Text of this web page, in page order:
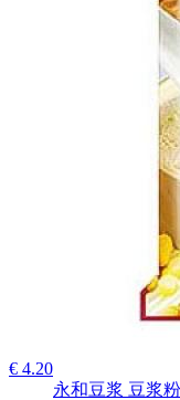
€ 4.20
永和豆浆 豆浆